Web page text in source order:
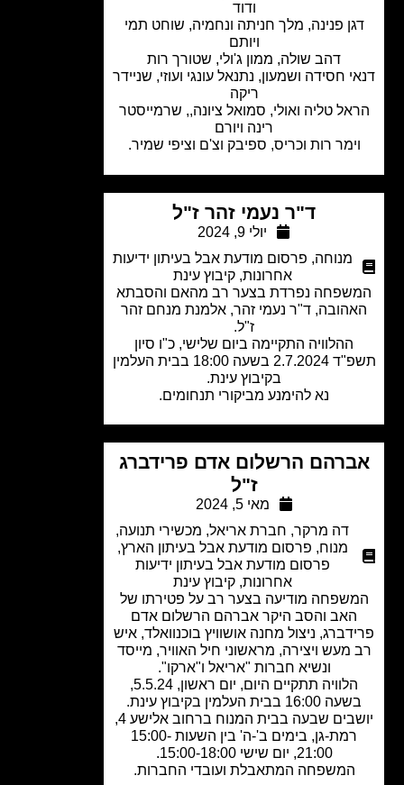
פנינה, מלך חניתה ונחמיה, שוחט תמי
דהב שולה, ממון ג'ולי, שטורך רות
חסידה ושמעון, נתנאל עונגי ועוזי, שניידר
טליה ואולי, סמואל ציונה,, שרמייסטר
רינה ויורם
רות וכריס, ספיבק וצ'ם וציפי שמיר.
ד"ר נעמי זהר ז"ל
מנוחה
פרסום מודעת אבל בעיתון ידיעות
אחרונות,קיבוץ עינת
נפרדת בצער רב מהאם והסבתא
ד"ר נעמי זהר, אלמנת מנחם זהר
ההלוויה התקיימה ביום שלישי, כ"ו סיון
תשפ"ד 2.7.2024 בשעה 18:00 בבית העלמין
בקיבוץ עינת.
נא להימנע מביקורי תנחומים.
הרשלום אדם פרידברג
מאי 5, 2024
דה מרקר,חברת אריאל, מכשירי תנועה,
מנוח, פרסום מודעת אבל בעיתון הארץ,
פרסום מודעת אבל בעיתון ידיעות
אחרונות,קיבוץ עינת
מודיעה בצער רב על פטירתו של
האב והסב היקר אברהם הרשלום אדם
ניצול מחנה אושוויץ בוכנוואלד, איש
מעש ויצירה, מראשוני חיל האוויר, מייסד
ונשיא חברות "אריאל ו"ארקו".
הלוויה תתקיים היום, יום ראשון, 5.5.24,
יושבים שבעה בבית המנוח ברחוב אלישע 4,
רמת-גן, בימים ב'-ה' בין השעות 15:00-
המשפחה המתאבלת ועובדי החברות.